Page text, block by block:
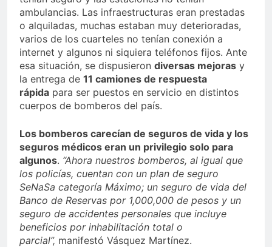
ambulancias. Las infraestructuras eran prestadas
o alquiladas, muchas estaban muy deterioradas,
varios de los cuarteles no tenían conexión a
internet y algunos ni siquiera teléfonos fijos. Ante
esa situación, se dispusieron diversas mejoras y
la entrega de 11 camiones de respuesta
rápida para ser puestos en servicio en distintos
cuerpos de bomberos del país.
Los bomberos carecían de seguros de vida y los
seguros médicos eran un privilegio solo para
algunos. “Ahora nuestros bomberos, al igual que
los policías, cuentan con un plan de seguro
SeNaSa categoría Máximo; un seguro de vida del
Banco de Reservas por 1,000,000 de pesos y un
seguro de accidentes personales que incluye
beneficios por inhabilitación total o
parcial”, manifestó Vásquez Martínez.